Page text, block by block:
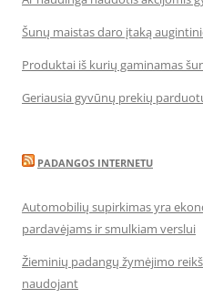
Šunų maistas daro įtaką
Produktai iš kurių gaminamas
Geriausia gyvūnų prekių
PADANGOS INTERNETU
Automobilių supirkimas yra
pardavėjams ir smulkiam verslui
Žieminių padangų žymėjimo
naudojant